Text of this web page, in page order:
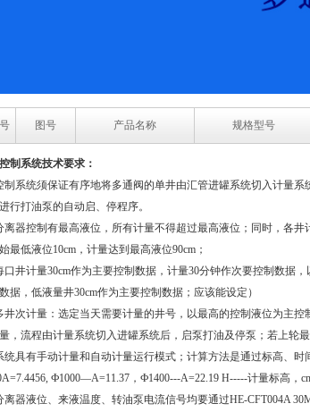
图号 产品名称 规格型号
制系统技术要求：
制系统须保证有序地将多通阀的单井由汇管进罐系统切入计量
行打油泵的自动启、停程序。
离器控制有最高液位，所有计量不得超过最高液位；同时，各
最低液位10cm，计量达到最高液位90cm；
口井计量30cm作为主要控制数据，计量30分钟作次要控制数据
据，低液量井30cm作为主要控制数据；应该能设定）
井次计量：选定当天需要计量的井号，以最高的控制液位为主
，流程由计量系统切入进罐系统后，启泵打油及停泵；若上轮
统具有手动计量和自动计量运行模式；计算方法是通过标高、
Ф1000—A=11.37，Ф1400---A=22.19 H-----计量标高，
离器液位、来液温度、转油泵电流信号均要通过HE-CFT004A